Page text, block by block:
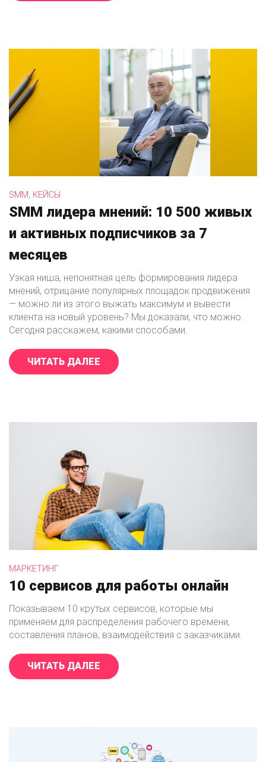
SMM, КЕЙСЫ
SMM лидера мнений: 10 500 живых
и активных подписчиков за 7
месяцев
Узкая ниша, непонятная цель формирования лидера
мнений, отрицание популярных площадок продвижения
— можно ли из этого выжать максимум и вывести
клиента на новый уровень? Мы доказали, что можно.
Сегодня расскажем, какими способами.
ЧИТАТЬ ДАЛЕЕ «SMM ЛИДЕРА МНЕНИЙ: 10
МАРКЕТИНГ
10 сервисов для работы онлайн
Показываем 10 крутых сервисов, которые мы
применяем для распределения рабочего времени,
составления планов, взаимодействия с заказчиками.
ЧИТАТЬ ДАЛЕЕ «10 СЕРВИСОВ ДЛЯ РАБОТЫ